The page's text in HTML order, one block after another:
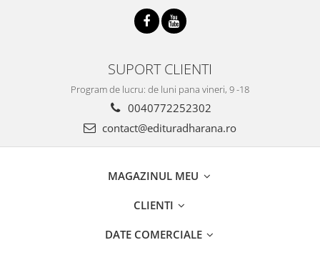
SUPORT CLIENTI
Program de lucru: de luni pana vineri, 9 -18
0040772252302
contact@edituradharana.ro
MAGAZINUL MEU
CLIENTI
DATE COMERCIALE